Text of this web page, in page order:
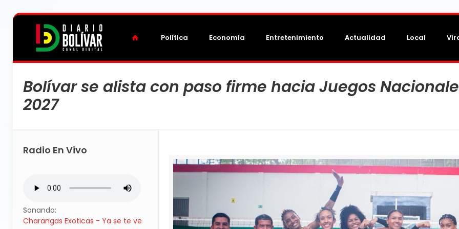
Política Economía Entretenimiento Actualidad Local
Bolívar se alista con paso firme hacia Juegos
2027
Radio En Vivo
Sonando:
Charangas Exoticas - Ya se te ve